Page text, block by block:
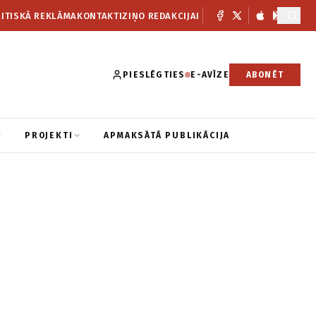
REKLĀMAKONTAKTIZIŅO REDAKCIJAI
PIESLĒGTIES E-AVĪZE ABONĒT
PROJEKTI APMAKSĀTĀ PUBLIKĀCIJA